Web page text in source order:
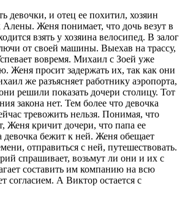
девочки, и отец ее похитил, хозяин
Алены. Женя понимает, что дочь везут в
взять у хозяина велосипед. В залог
от своей машины. Выехав на трассу,
вовремя. Михаил с Зоей уже
Женя просит задержать их, так как они
же разъясняет работнику аэропорта,
решили показать дочери столицу. Тот
закона нет. Тем более что девочка
тревожить нельзя. Понимая, что
Женя кричит дочери, что папа ее
девочка бежит к ней. Женя обещает
отправиться с ней, путешествовать.
спрашивает, возьмут ли они и их с
составить им компанию на всю
согласием. А Виктор остается с